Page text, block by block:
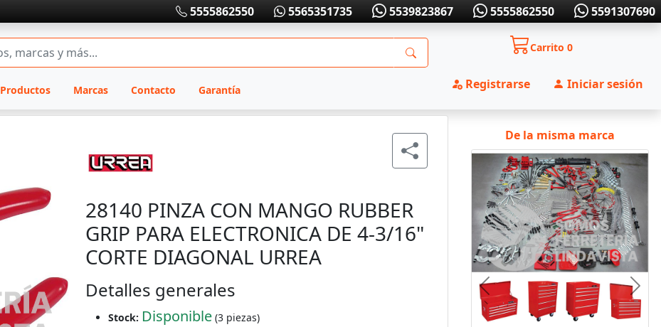
5555862550 5565351735 5539823867 5555862550 5591307690
Productos Marcas Contacto Garantía
Carrito0
Registrarse Iniciar sesión
28140 PINZA CON MANGO RUBBER
GRIP PARA ELECTRONICA DE 4-3/16"
CORTE DIAGONAL URREA
Detalles generales
Stock: Disponible (3 piezas)
De la misma marca
Anterior